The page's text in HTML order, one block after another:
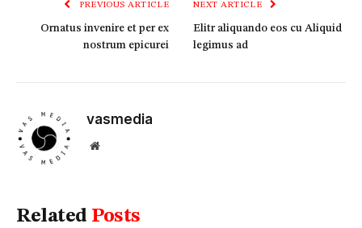
PREVIOUS ARTICLE
Ornatus invenire et per ex
nostrum epicurei
NEXT ARTICLE
Elitr aliquando eos cu Aliquid
legimus ad
vasmedia
Website
Related Posts